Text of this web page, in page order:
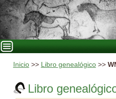
Inicio>> Libro genealógico>>
Libro